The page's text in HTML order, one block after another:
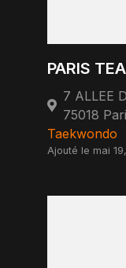
PARIS
7 ALLEE
75018
Taekwondo
Ajouté le mai